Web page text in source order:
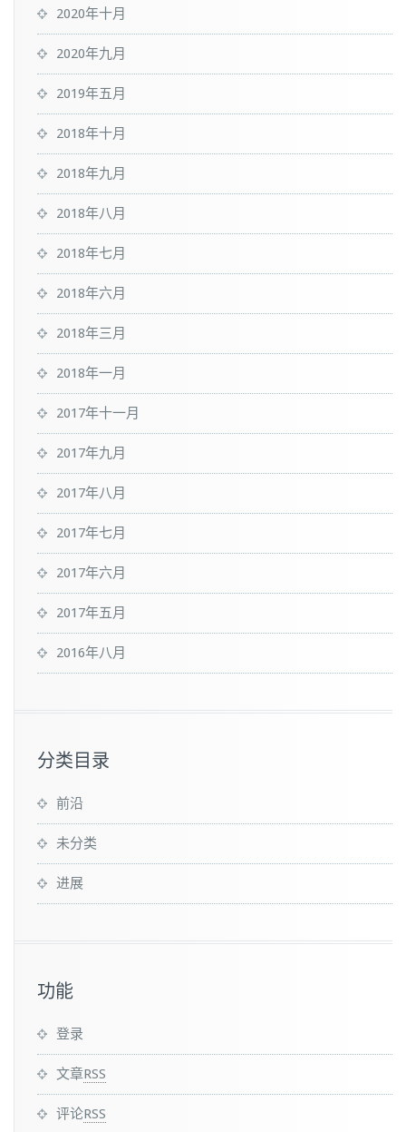
2020年十月
2020年九月
2019年五月
2018年十月
2018年九月
2018年八月
2018年七月
2018年六月
2018年三月
2018年一月
2017年十一月
2017年九月
2017年八月
2017年七月
2017年六月
2017年五月
2016年八月
分类目录
前沿
未分类
进展
功能
登录
文章RSS
评论RSS